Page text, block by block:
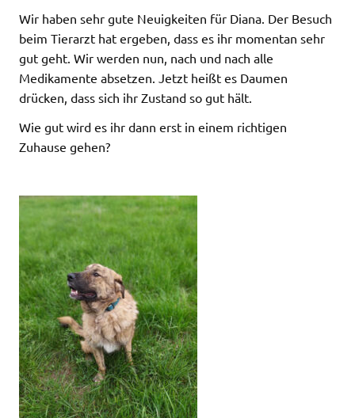
Wir haben sehr gute Neuigkeiten für Diana. Der Besuch
beim Tierarzt hat ergeben, dass es ihr momentan sehr
gut geht. Wir werden nun, nach und nach alle
Medikamente absetzen. Jetzt heißt es Daumen
drücken, dass sich ihr Zustand so gut hält.
Wie gut wird es ihr dann erst in einem richtigen
Zuhause gehen?